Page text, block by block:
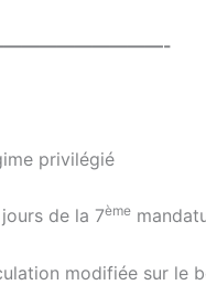
privilégié
de la 7ème
modifiée sur le